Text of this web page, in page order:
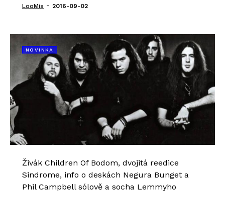
LooMis - 2016-09-02
NOVINKA
Živák Children Of Bodom, dvojitá reedice
Sindrome, info o deskách Negura Bunget a
Phil Campbell sólově a socha Lemmyho